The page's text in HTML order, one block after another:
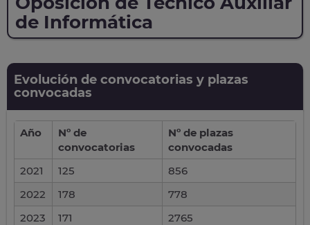
de Informática
Evolución de convocatorias y plazas
convocadas
Año
Nº de
convocatorias
Nº de plazas
convocadas
2021
125
856
2022
178
778
2023
171
2765